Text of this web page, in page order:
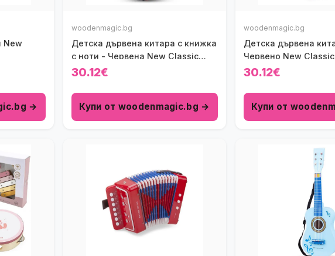
New
→
woodenmagic.bg
Детска дървена китара с книжка
с ноти - Червена New Classic
Toys
30.12€
Купи от woodenmagic.bg →
woodenmagic.bg
Детска дървена
Червено New
30.12€
Купи от